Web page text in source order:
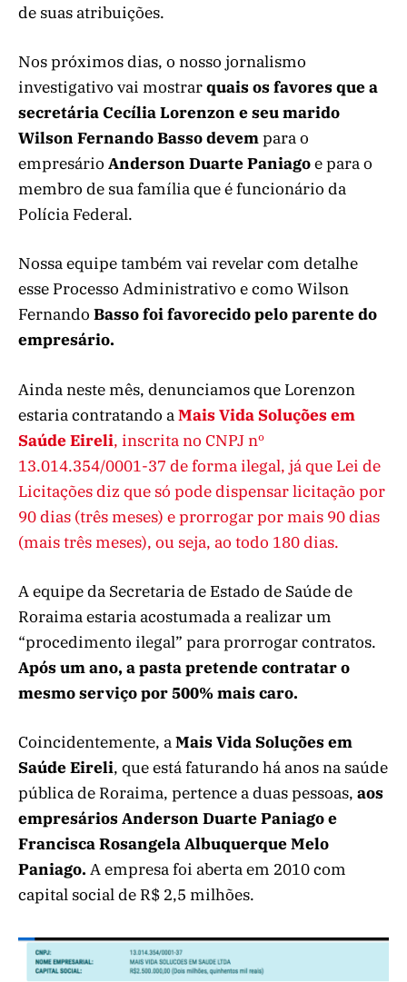
de suas atribuições.
Nos próximos dias, o nosso jornalismo
investigativo vai mostrarquais os favores que a
secretária Cecília Lorenzon e seu marido
Wilson Fernando Basso devempara o
empresário Anderson Duarte Paniagoe para o
membro de sua família que é funcionário da
Polícia Federal.
Nossa equipe também vai revelar com detalhe
esse Processo Administrativo e como Wilson
Fernando Basso foi favorecido pelo parente do
empresário.
Ainda neste mês, denunciamos que Lorenzon
estaria contratando aMais Vida Soluções em
Saúde Eireli, inscrita no CNPJ nº
13.014.354/0001-37 de forma ilegal, já que Lei de
Licitações diz que só pode dispensar licitação por
90 dias (três meses) e prorrogar por mais 90 dias
(mais três meses), ou seja, ao todo 180 dias.
A equipe da Secretaria de Estado de Saúde de
Roraima estaria acostumada a realizar um
“procedimento ilegal” para prorrogar contratos.
Após um ano, a pasta pretende contratar o
mesmo serviço por 500% mais caro.
Coincidentemente, aMais Vida Soluções em
Saúde Eireli, que está faturando há anos na saúde
pública de Roraima, pertence a duas pessoas, aos
empresários Anderson Duarte Paniago e
Francisca Rosangela Albuquerque Melo
Paniago. A empresa foi aberta em 2010 com
capital social de R$ 2,5 milhões.